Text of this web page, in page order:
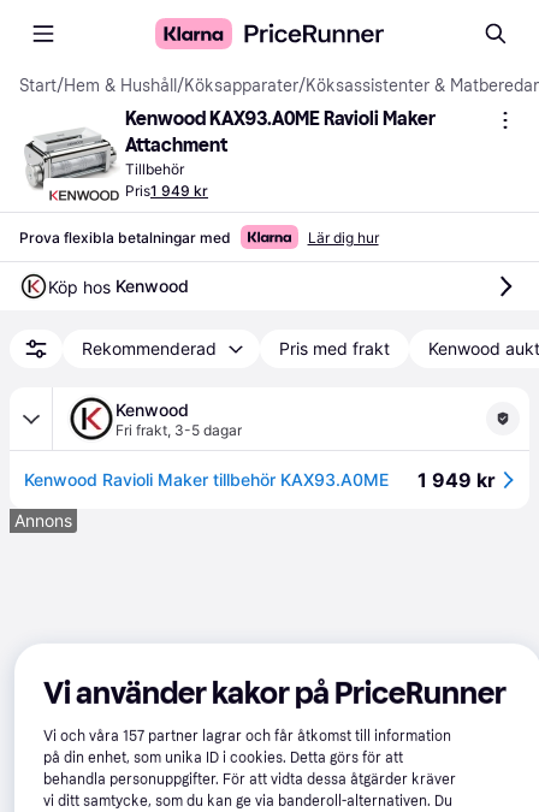
Start/Hem & Hushåll /Köksapparater/Köksassistenter &
Kenwood KAX93.A0ME Ravioli Maker
Attachment
Tillbehör
Pris1 949 kr
Prova flexibla betalningar med Lär dig hur
Köp hos Kenwood
Rekommenderad Pris med frakt Kenwood
Kenwood
Fri frakt, 3-5 dagar
Kenwood Ravioli Maker tillbehör KAX93.A0ME 1 949 kr
Annons
Vi använder kakor på PriceRunner
Vi och våra 157partner lagrar och får åtkomst till information
på din enhet, som unika ID i cookies. Detta görs för att
behandla personuppgifter. För att vidta dessa åtgärder kräver
vi ditt samtycke, som du kan ge via banderoll-alternativen. Du